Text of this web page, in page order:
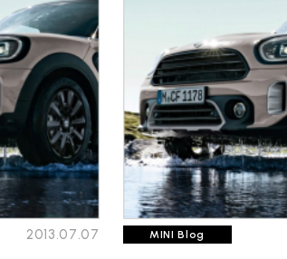
れたお客様の声
依頼
査定依頼
タッフブログ
購入者様の声
パーツ販売のご案内
ッジ
て
2013.07.07 MINI Blog